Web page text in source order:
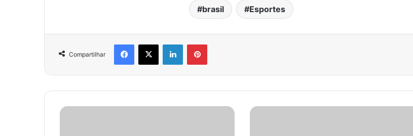
brasil Esportes
Compartilhar
Facebook
X LinkedinPinterest